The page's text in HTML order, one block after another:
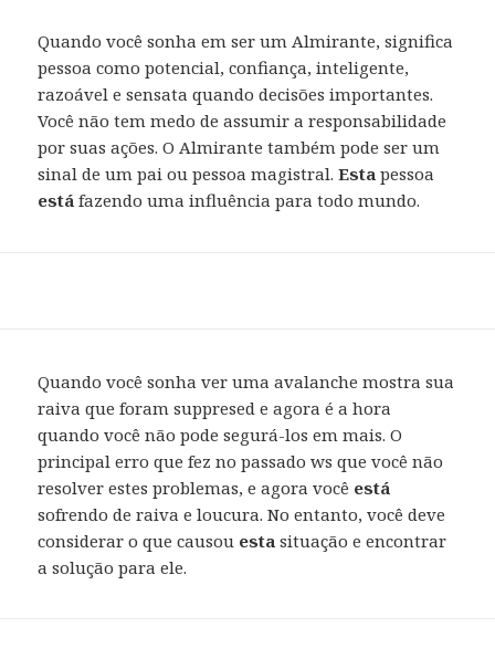
Quando você sonha em ser um Almirante, significa
pessoa como potencial, confiança, inteligente,
razoável e sensata quando decisões importantes.
Você não tem medo de assumir a responsabilidade
por suas ações. O Almirante também pode ser um
sinal de um pai ou pessoa magistral.Esta pessoa
está fazendo uma influência para todo mundo.
Quando você sonha ver uma avalanche mostra sua
raiva que foram suppresed e agora é a hora
quando você não pode segurá-los em mais. O
principal erro que fez no passado ws que você não
resolver estes problemas, e agora você está
sofrendo de raiva e loucura. No entanto, você deve
considerar o que causou esta situação e encontrar
a solução para ele.